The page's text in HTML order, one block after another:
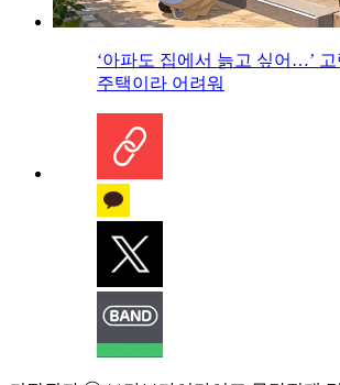
‘아파도 집에서 늙고 싶어…’
주택이라 어려워